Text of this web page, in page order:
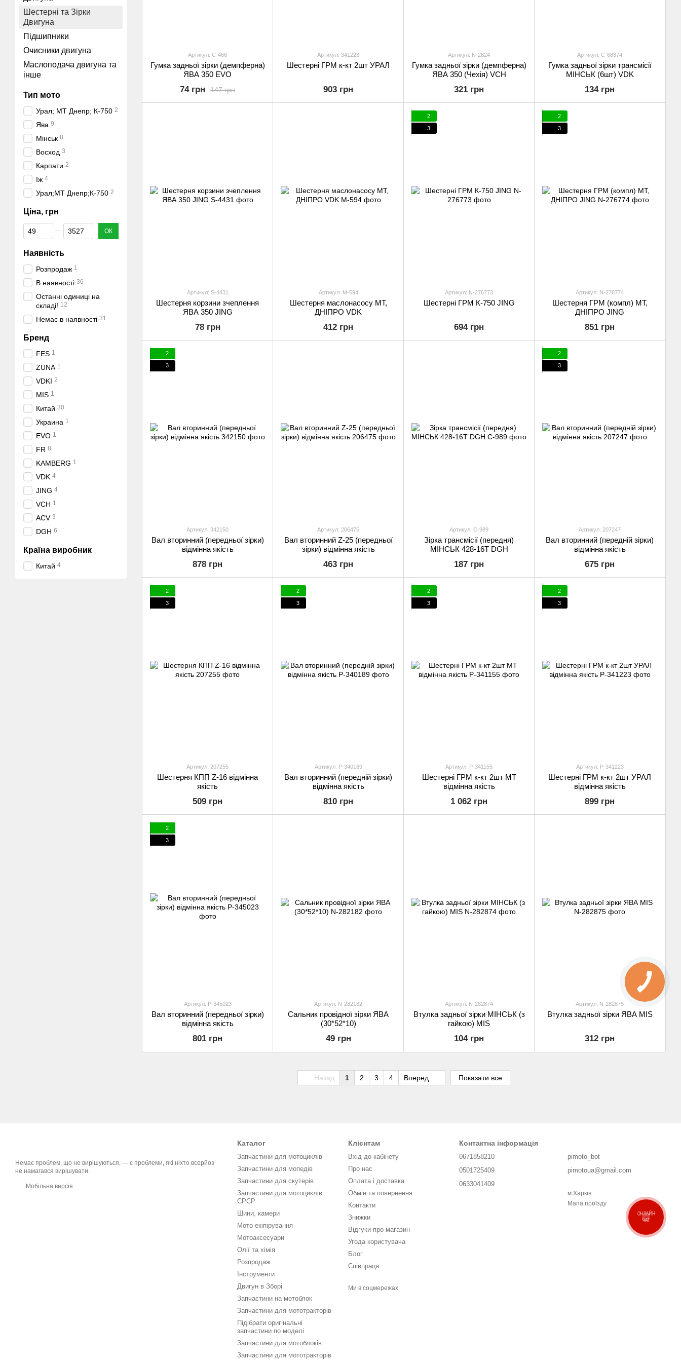
Артикул: C-466
Гумка задньої зірки (демпферна)
ЯВА 350 EVO
147 грн
74 грн
Артикул: 341223
Шестерні ГРМ к-кт 2шт УРАЛ
903 грн
Артикул: N-2824
Гумка задньої зірки (демпферна)
ЯВА 350 (Чехія) VCH
321 грн
Артикул: C-68374
Гумка задньої зірки трансмісії
МІНСЬК (6шт) VDK
134 грн
Артикул: S-4431
Шестерня корзини зчеплення
ЯВА 350 JING
78 грн
Артикул: M-594
Шестерня маслонасосу МТ,
ДНІПРО VDK
412 грн
2
3
Артикул: N-276773
Шестерні ГРМ К-750 JING
694 грн
2
3
Артикул: N-276774
Шестерня ГРМ (компл) МТ,
ДНІПРО JING
851 грн
2
3
Артикул: 342150
Вал вторинний (передньої зірки)
відмінна якість
878 грн
Артикул: 206475
Вал вторинний Z-25 (передньої
зірки) відмінна якість
463 грн
Артикул: C-989
Зірка трансмісії (передня)
МІНСЬК 428-16T DGH
187 грн
2
3
Артикул: 207247
Вал вторинний (передній зірки)
відмінна якість
675 грн
2
3
Артикул: 207255
Шестерня КПП Z-16 відмінна
якість
509 грн
2
3
Артикул: P-340189
Вал вторинний (передній зірки)
відмінна якість
810 грн
2
3
Артикул: P-341155
Шестерні ГРМ к-кт 2шт МТ
відмінна якість
1 062 грн
2
3
Артикул: P-341223
Шестерні ГРМ к-кт 2шт УРАЛ
відмінна якість
899 грн
2
3
Артикул: P-345023
Вал вторинний (передньої зірки)
відмінна якість
801 грн
Артикул: N-282182
Сальник провідної зірки ЯВА
(30*52*10)
49 грн
Артикул: N-282874
Втулка задньої зірки МІНСЬК (з
гайкою) MIS
104 грн
Артикул: N-282875
Втулка задньої зірки ЯВА MIS
312 грн
Назад 1 2 3 4 Вперед Показати все
Шестерні та Зірки
Двигуна
Підшипники
Очисники двигуна
Маслоподача двигуна та
інше
Тип мото
Урал; МТ Днепр; К-750 2
Ява 9
Мінськ 8
Восход 3
Карпати 2
Іж 4
Урал;МТ Днепр;К-750 2
Ціна, грн
Від Ціна, грн
До Ціна, грн ОК
Наявність
Розпродаж 1
В наявності 36
Останні одиниці на
складі! 12
Немає в наявності 31
Бренд
FES 1
ZUNA 1
VDKI 2
MIS 1
Китай 30
Украина 1
EVO 1
FR 8
KAMBERG 1
VDK 4
JING 4
VCH 1
ACV 3
DGH 6
Країна виробник
Китай 4
Немає проблем, що не вирішуються, — є проблеми, які ніхто всерйоз
не намагався вирішувати.
Мобільна версія
Каталог
Запчастини для мотоциклів
Запчастини для мопедів
Запчастини для скутерів
Запчастини для мотоциклів
СРСР
Шини, камери
Мото екіпірування
Мотоаксесуари
Олії та хімія
Розпродаж
Інструменти
Двигун в Зборі
Запчастини на мотоблок
Запчастини для мототракторів
Підібрати оригінальні
запчастини по моделі
Запчастини для мотоблоків
Запчастини для мототракторів
Клієнтам
Вхід до кабінету
Про нас
Оплата і доставка
Обмін та повернення
Контакти
Знижки
Відгуки про магазин
Угода користувача
Блог
Співпраця
Ми в соцмережах
Контактна інформація
0671858210
0501725409
0633041409
pimoto_bot
pimotoua@gmail.com
м.Харків
Мапа проїзду
ОНЛАЙН
ЧАТ